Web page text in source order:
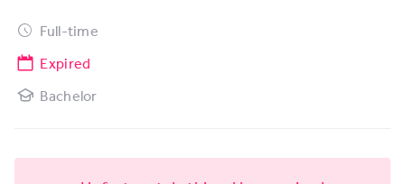
Full-time
Expired
Bachelor